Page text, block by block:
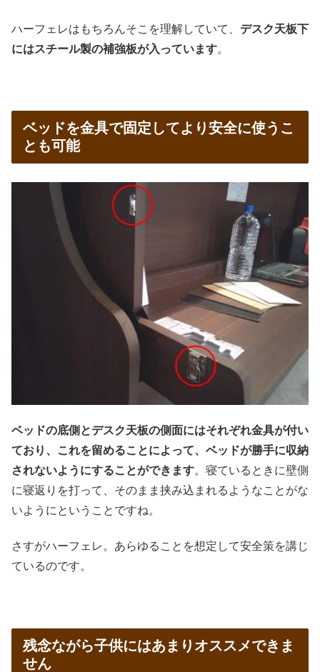
ハーフェレはもちろんそこを理解していて、 デスク天板下
にはスチール製の補強板が入っています。
ベッドを金具で固定してより安全に使うこ
とも可能
ベッドの底側とデスク天板の側面にはそれぞれ金具が付い
ており、これを留めることによって、ベッドが勝手に収納
されないようにすることができます。寝ているときに壁側
に寝返りを打って、そのまま挟み込まれるようなことがな
いようにということですね。
さすがハーフェレ。あらゆることを想定して安全策を講じ
ているのです。
残念ながら子供にはあまりオススメできま
せん